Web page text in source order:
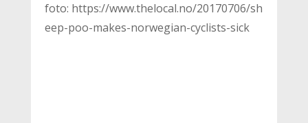
foto: https://www.thelocal.no/20170706/sh
eep-poo-makes-norwegian-cyclists-sick